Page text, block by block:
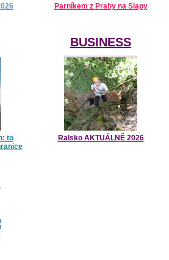
Parníkem z Prahy na Slapy
to
BUSINESS
Ralsko AKTUÁLNĚ 2026